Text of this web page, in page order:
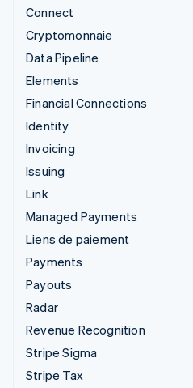
Connect
Cryptomonnaie
Data Pipeline
Elements
Financial Connections
Identity
Invoicing
Issuing
Link
Managed Payments
Liens de paiement
Payments
Payouts
Radar
Revenue Recognition
Stripe Sigma
Stripe Tax